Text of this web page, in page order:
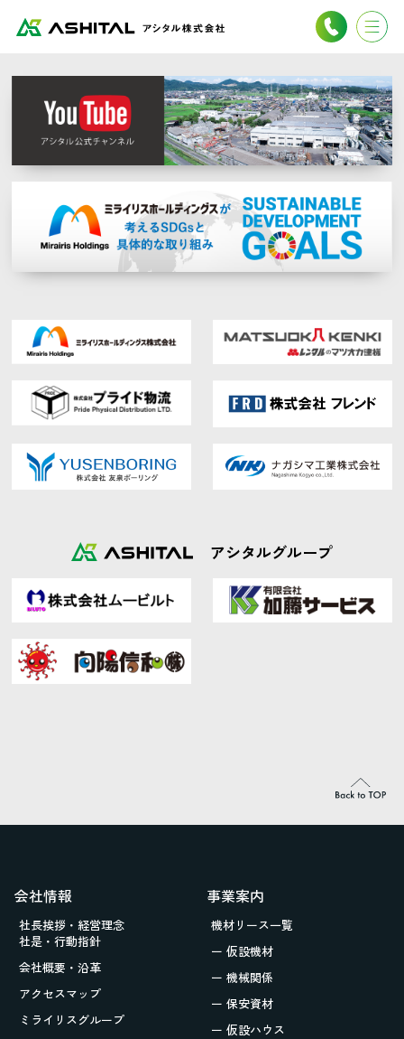
アシタルグループ
会社情報
社長挨拶・経営理念
社是・行動指針
会社概要・沿革
アクセスマップ
ミライリスグループ
事業案内
機材リース一覧
ー 仮設機材
ー 機械関係
ー 保安資材
ー 仮設ハウス